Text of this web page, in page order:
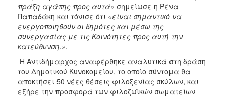
πράξη αγάπης προς αυτά» σημείωσε η Ρένα
Παπαδάκη και τόνισε ότι «είναι σημαντικό να
ενεργοποιηθούν οι δημότες και μέσω της
συνεργασίας με τις Κοινότητες προς αυτή την
κατεύθυνση.».
Η Αντιδήμαρχος αναφέρθηκε αναλυτικά στη δράση
του Δημοτικού Κυνοκομείου, το οποίο σύντομα θα
αποκτήσει 50 νέες θέσεις φιλοξενίας σκύλων, και
εξήρε την προσφορά των φιλοζωϊκών σωματείων